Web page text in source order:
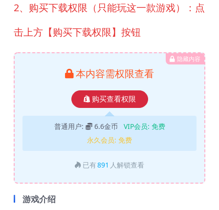
2、购买下载权限（只能玩这一款游戏）：点
击上方【购买下载权限】按钮
隐藏内容
本内容需权限查看
购买查看权限
普通用户: 6.6金币 VIP会员: 免费
永久会员: 免费
已有891 人解锁查看
游戏介绍